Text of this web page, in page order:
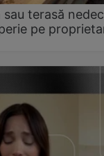
sau terasă
pe